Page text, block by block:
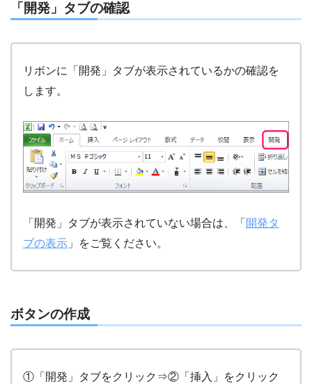
「開発」タブの確認
リボンに「開発」タブが表示されているかの確認を
します。
「開発」タブが表示されていない場合は、「 開発タ
ブの表示 」をご覧ください。
ボタンの作成
①「開発」タブをクリック⇒②「挿入」をクリック